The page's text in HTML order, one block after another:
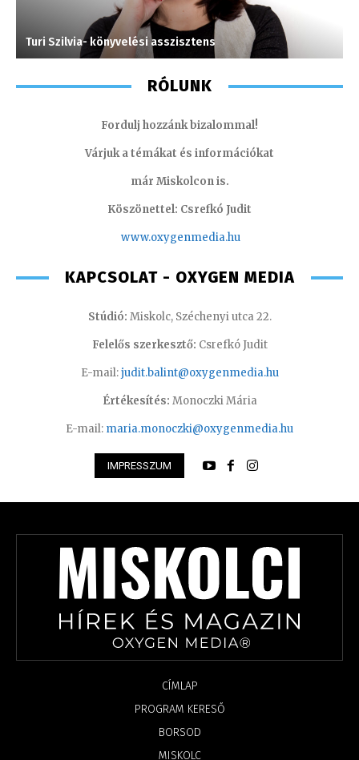
Turi Szilvia- könyvelési asszisztens
RÓLUNK
Fordulj hozzánk bizalommal!
Várjuk a témákat és információkat
már Miskolcon is.
Köszönettel: Csrefkó Judit
www.oxygenmedia.hu
KAPCSOLAT - OXYGEN MEDIA
Stúdió: Miskolc, Széchenyi utca 22.
Felelős szerkesztő: Csrefkó Judit
E-mail:judit.balint@oxygenmedia.hu
Értékesítés: Monoczki Mária
E-mail: maria.monoczki@oxygenmedia.hu
IMPRESSZUM
CÍMLAP
PROGRAM KERESŐ
BORSOD
MISKOLC